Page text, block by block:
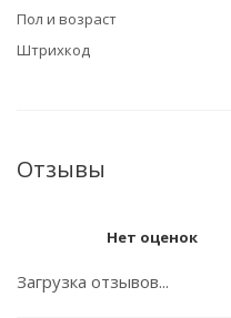
Пол и возраст
Штрихкод
Отзывы
Нет оценок
Загрузка отзывов...